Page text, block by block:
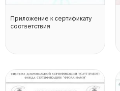
Приложение к сертификату
соответствия